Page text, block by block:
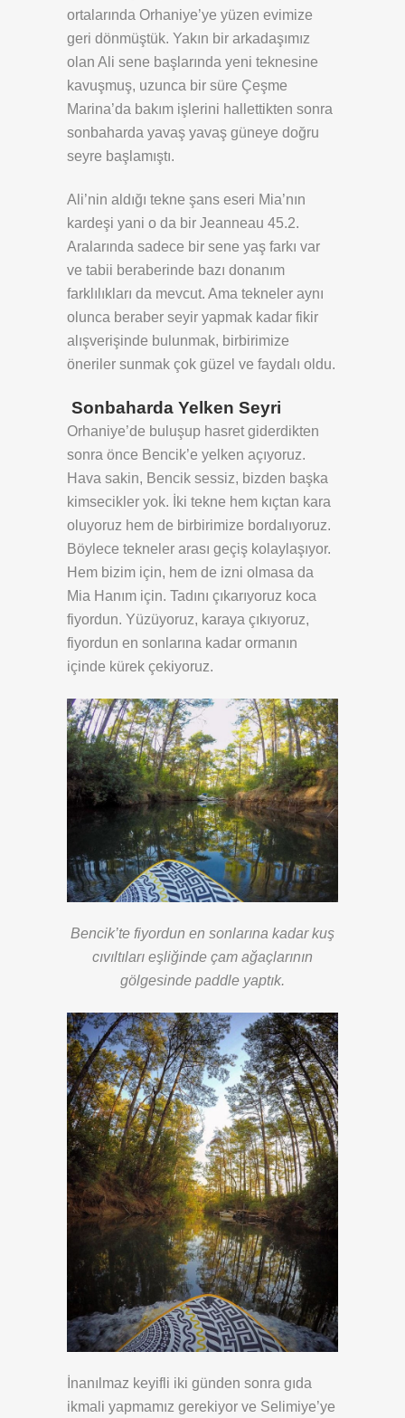
ortalarında Orhaniye’ye yüzen evimize
geri dönmüştük. Yakın bir arkadaşımız
olan Ali sene başlarında yeni teknesine
kavuşmuş, uzunca bir süre Çeşme
Marina’da bakım işlerini hallettikten sonra
sonbaharda yavaş yavaş güneye doğru
seyre başlamıştı.
Ali’nin aldığı tekne şans eseri Mia’nın
kardeşi yani o da bir Jeanneau 45.2.
Aralarında sadece bir sene yaş farkı var
ve tabii beraberinde bazı donanım
farklılıkları da mevcut. Ama tekneler aynı
olunca beraber seyir yapmak kadar fikir
alışverişinde bulunmak, birbirimize
öneriler sunmak çok güzel ve faydalı oldu.
Sonbaharda Yelken Seyri
Orhaniye’de buluşup hasret giderdikten
sonra önce Bencik’e yelken açıyoruz.
Hava sakin, Bencik sessiz, bizden başka
kimsecikler yok. İki tekne hem kıçtan kara
oluyoruz hem de birbirimize bordalıyoruz.
Böylece tekneler arası geçiş kolaylaşıyor.
Hem bizim için, hem de izni olmasa da
Mia Hanım için. Tadını çıkarıyoruz koca
fiyordun. Yüzüyoruz, karaya çıkıyoruz,
fiyordun en sonlarına kadar ormanın
içinde kürek çekiyoruz.
Bencik’te fiyordun en sonlarına kadar kuş
cıvıltıları eşliğinde çam ağaçlarının
gölgesinde paddle yaptık.
İnanılmaz keyifli iki günden sonra gıda
ikmali yapmamız gerekiyor ve Selimiye’ye